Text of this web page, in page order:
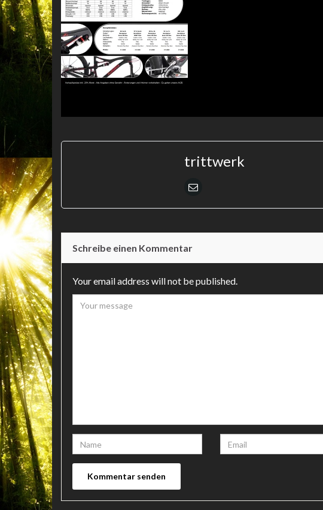
trittwerk
Schreibe einen Kommentar
Your email address will not be published.